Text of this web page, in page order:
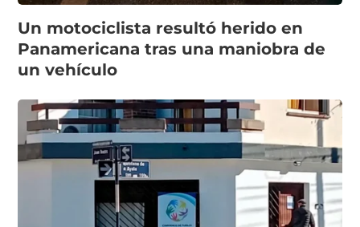
Un motociclista resultó herido en
Panamericana tras una maniobra de
un vehículo